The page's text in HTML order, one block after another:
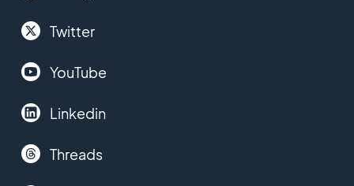
Twitter
YouTube
Linkedin
Threads